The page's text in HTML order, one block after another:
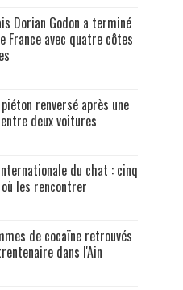
Dorian Godon a terminé
France avec quatre côtes
piéton renversé après une
deux voitures
du chat : cinq
les rencontrer
de cocaïne retrouvés
dans l'Ain